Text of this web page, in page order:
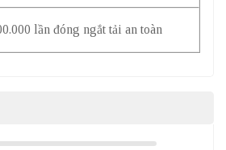
lần đóng ngắt tải an toàn